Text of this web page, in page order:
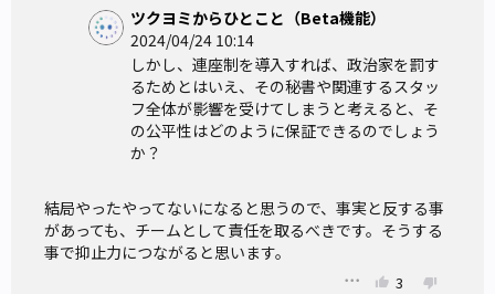
境をどう改善するか？ツクヨミからひとこと（Beta機能）
2024/04/24 10:14
しかし、連座制を導入すれば、政治家を罰す
るためとはいえ、その秘書や関連するスタッ
フ全体が影響を受けてしまうと考えると、そ
の公平性はどのように保証できるのでしょう
か？
結局やったやってないになると思うので、事実と反する事
があっても、チームとして責任を取るべきです。そうする
事で抑止力につながると思います。
3